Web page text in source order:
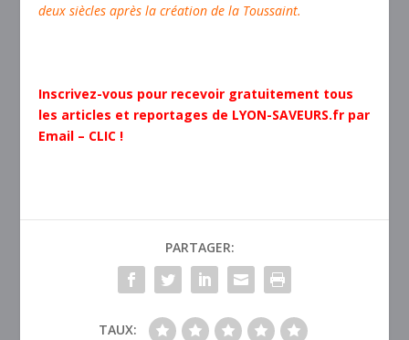
deux siècles après la création de la Toussaint.
Inscrivez-vous pour recevoir gratuitement tous
les articles et reportages de LYON-SAVEURS.fr par
Email – CLIC !
PARTAGER:
TAUX: